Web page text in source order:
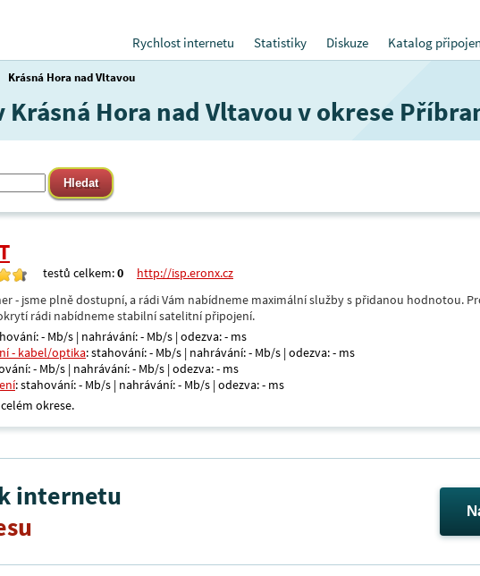
Rychlost internetu
Statistiky Diskuze Katalog
Krásná Hora nad Vltavou
Hora nad Vltavou v okrese
testů celkem:0
http://isp.eronx.cz
- jsme plně dostupní, a rádi Vám nabídneme maximální služby s přidanou hodnotou.
rádi nabídneme stabilní satelitní připojení.
- Mb/s | nahrávání: - Mb/s | odezva: - ms
- kabel/optika: stahování: - Mb/s | nahrávání: - Mb/s | odezva: - ms
- Mb/s | nahrávání: - Mb/s | odezva: - ms
: stahování: - Mb/s | nahrávání: - Mb/s | odezva: - ms
okrese.
internetu